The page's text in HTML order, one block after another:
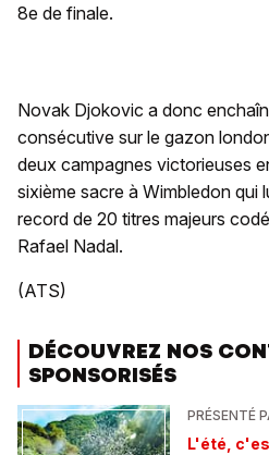
8e de finale.
Novak Djokovic a donc
consécutive sur le gazon
deux campagnes victorieuses
sixième sacre à Wimbledon qui
record de 20 titres majeurs
Rafael Nadal.
(ATS)
DÉCOUVREZ NOS
SPONSORISÉS
PRÉSENTÉ
L'été,